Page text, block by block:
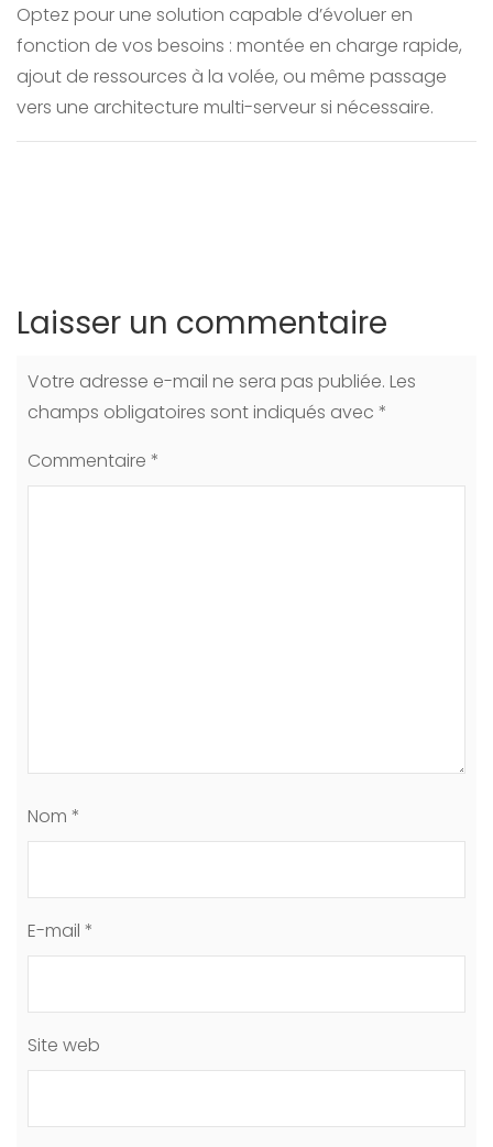
Optez pour une solution capable d’évoluer en
fonction de vos besoins : montée en charge rapide,
ajout de ressources à la volée, ou même passage
vers une architecture multi-serveur si nécessaire.
Laisser un commentaire
Votre adresse e-mail ne sera pas publiée. Les
champs obligatoires sont indiqués avec *
Commentaire *
Nom *
E-mail *
Site web